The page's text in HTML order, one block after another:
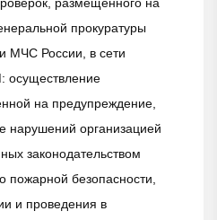
прокуратуры
МЧС России, в сети
осуществление
на предупреждение,
нарушений организацией
законодательством
пожарной безопасности,
и проведения в